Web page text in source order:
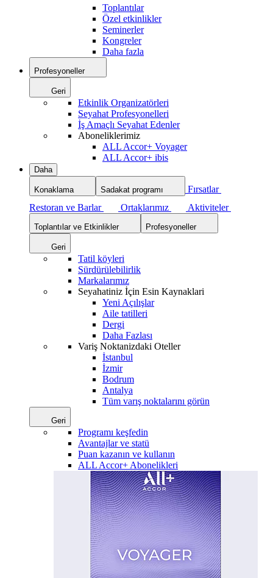
Toplantılar
Özel etkinlikler
Seminerler
Kongreler
Daha fazla
Profesyoneller
Geri
Etkinlik Organizatörleri
Seyahat Profesyonelleri
İş Amaçlı Seyahat Edenler
Aboneliklerimiz
ALL Accor+ Voyager
ALL Accor+ ibis
Daha
Konaklama Sadakat programı
Fırsatlar
Restoran ve Barlar
Ortaklarımız Aktiviteler
Toplantılar ve Etkinlikler Profesyoneller
Geri
Tatil köyleri
Sürdürülebilirlik
Markalarımız
Seyahatiniz İçin Esin Kaynaklari
Yeni Açılışlar
Aile tatilleri
Dergi
Daha Fazlası
Variş Noktanizdaki Oteller
İstanbul
İzmir
Bodrum
Antalya
Tüm varış noktalarını görün
Geri
Programı keşfedin
Avantajlar ve statü
Puan kazanın ve kullanın
ALL Accor+ Abonelikleri